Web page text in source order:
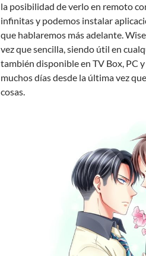
la posibilidad de verlo en remoto
infinitas y podemos instalar
que hablaremos más adelante.
vez que sencilla, siendo útil en
también disponible en TV Box, PC
muchos días desde la última vez
cosas.